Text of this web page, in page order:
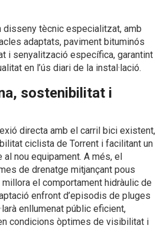
disseny tècnic especialitzat, amb
adaptats, paviment bituminós
i senyalització específica, garantint
en l’ús diari de la instal·lació.
sostenibilitat i
directa amb el carril bici existent,
ciclista de Torrent i facilitant un
nou equipament. A més, el
de drenatge mitjançant pous
el comportament hidràulic de
enfront d’episodis de pluges
enllumenat públic eficient,
condicions òptimes de visibilitat i